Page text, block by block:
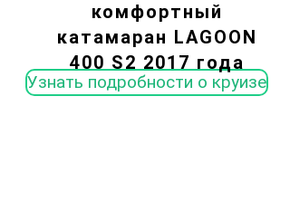
Узнать подробности о круизе
комфортный
катамаран LAGOON
400 S2 2017 года